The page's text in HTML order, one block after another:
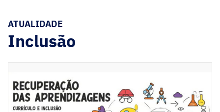
ATUALIDADE
Inclusão